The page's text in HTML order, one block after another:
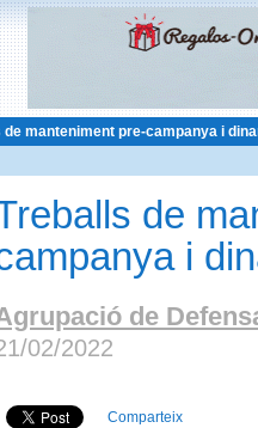
de manteniment pre-campanya i
de
i
de
02/2022
Comparteix